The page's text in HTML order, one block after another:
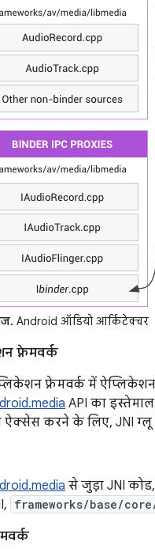
Android ऑडियो आर्किटेक्चर
फ़्रेमवर्क
फ़्रेमवर्क में
API का
ऐक्सेस करने के लिए, JNI
से जुड़ा JNI
frameworks/base/